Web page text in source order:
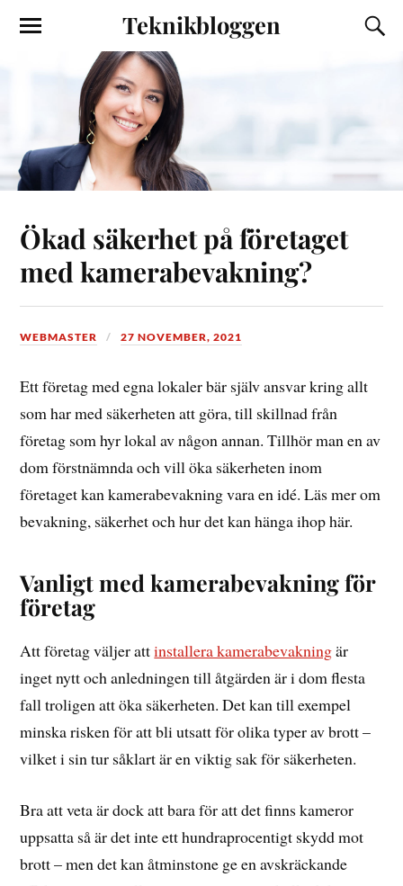
Teknikbloggen
Ökad säkerhet på företaget
med kamerabevakning?
WEBMASTER 27 NOVEMBER, 2021
Ett företag med egna lokaler bär själv ansvar kring allt
som har med säkerheten att göra, till skillnad från
företag som hyr lokal av någon annan. Tillhör man en av
dom förstnämnda och vill öka säkerheten inom
företaget kan kamerabevakning vara en idé. Läs mer om
bevakning, säkerhet och hur det kan hänga ihop här.
Vanligt med kamerabevakning för
företag
Att företag väljer attinstallera kamerabevakningär
inget nytt och anledningen till åtgärden är i dom flesta
fall troligen att öka säkerheten. Det kan till exempel
minska risken för att bli utsatt för olika typer av brott –
vilket i sin tur såklart är en viktig sak för säkerheten.
Bra att veta är dock att bara för att det finns kameror
uppsatta så är det inte ett hundraprocentigt skydd mot
brott – men det kan åtminstone ge en avskräckande